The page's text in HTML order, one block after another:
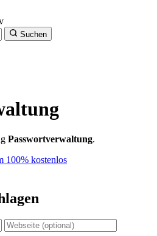
Suchen
Passwortverwaltung.
100% kostenlos